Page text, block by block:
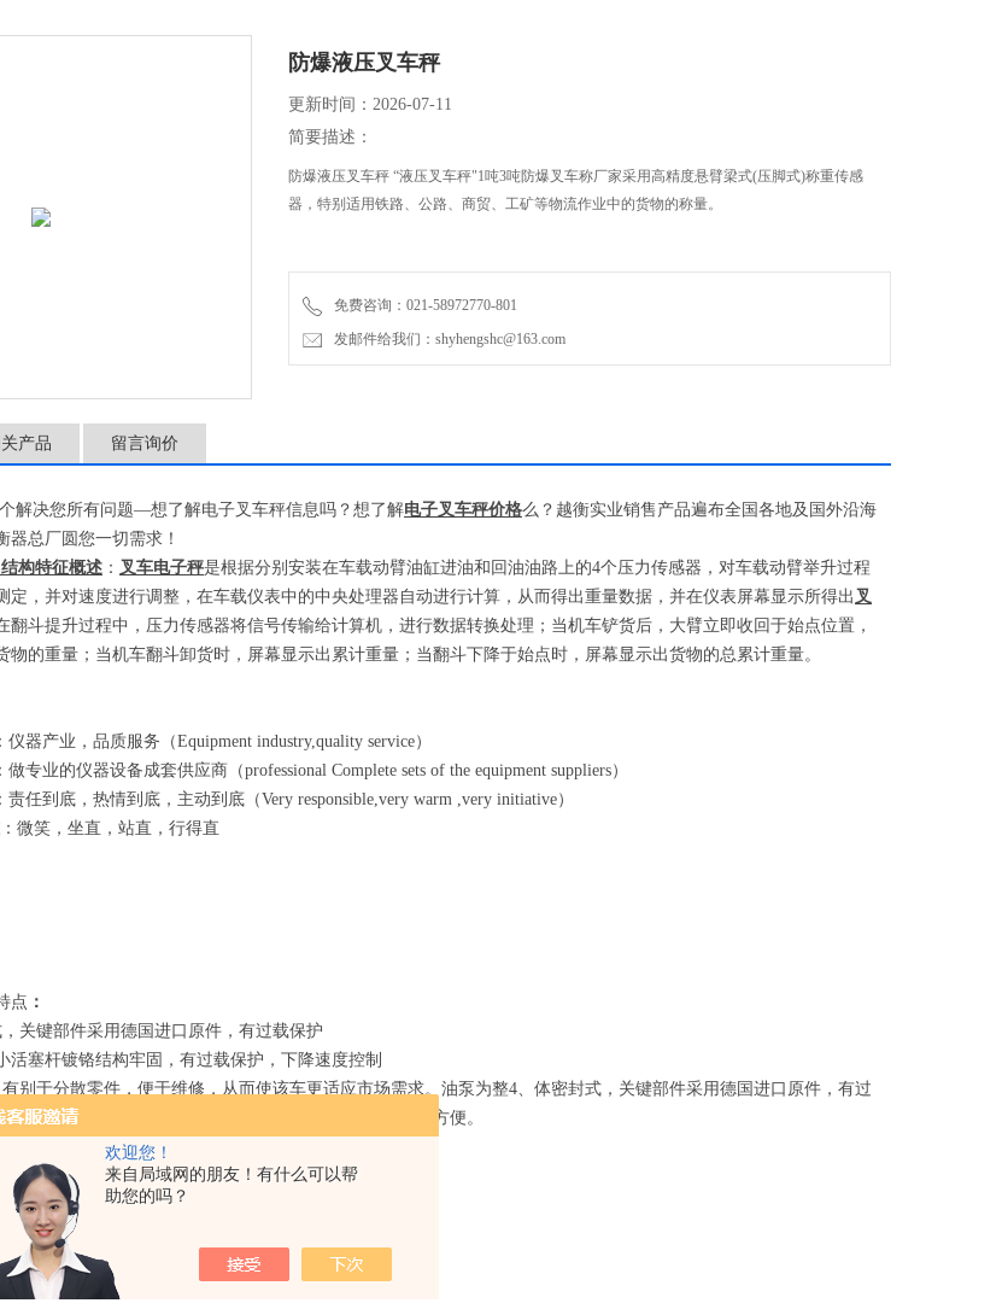
欢迎您！
来自局域网的朋友！有什么可以帮
助您的吗？
防爆液压叉车秤
更新时间：2026-07-11
简要描述：
防爆液压叉车秤 “液压叉车秤"1吨3吨防爆叉车称厂家采用高精度悬臂梁式(压脚式)称重传感
器，特别适用铁路、公路、商贸、工矿等物流作业中的货物的称量。
免费咨询：021-58972770-801
发邮件给我们：shyhengshc@163.com
产品 留言询价
解决您所有问题—想了解电子叉车秤信息吗？想了解电子叉车秤价格么？越衡实业销售产品遍布全国各地及国外沿海
器总厂圆您一切需求！
构特征概述 ： 叉车电子秤是根据分别安装在车载动臂油缸进油和回油油路上的4个压力传感器，对车载动臂举升过程
定，并对速度进行调整，在车载仪表中的中央处理器自动进行计算，从而得出重量数据，并在仪表屏幕显示所得出 叉
翻斗提升过程中，压力传感器将信号传输给计算机，进行数据转换处理；当机车铲货后，大臂立即收回于始点位置，
物的重量；当机车翻斗卸货时，屏幕显示出累计重量；当翻斗下降于始点时，屏幕显示出货物的总累计重量。
：仪器产业，品质服务（Equipment industry,quality service）
：做专业的仪器设备成套供应商（professional Complete sets of the equipment suppliers）
：责任到底，热情到底，主动到底（Very responsible,very warm ,very initiative）
：微笑，坐直，站直，行得直
点 ：
关键部件采用德国进口原件，有过载保护
活塞杆镀铬结构牢固，有过载保护，下降速度控制
别于分散零件，便于维修，从而使该车更适应市场需求。油泵为整4、 体密封式，关键部件采用德国进口原件，有过
合金衬套，能够吸收偏载，耐磨损，延长使用寿命且更换方便。
滚子减轻了操作工的力，并有保护了负荷的轮子和货叉
密封式油泵
型结构的货叉；
种位置的调节手柄；
油。
撑重载，非常坚固；